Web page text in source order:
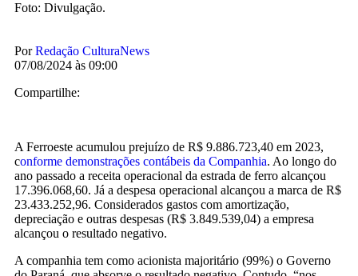
Foto: Divulgação.
PorRedação CulturaNews
07/08/2024 às 09:00
Compartilhe:
A Ferroeste acumulou prejuízo de R$ 9.886.723,40 em 2023,
conforme demonstrações contábeis da Companhia. Ao longo do
ano passado a receita operacional da estrada de ferro alcançou
17.396.068,60. Já a despesa operacional alcançou a marca de R$
23.433.252,96. Considerados gastos com amortização,
depreciação e outras despesas (R$ 3.849.539,04) a empresa
alcançou o resultado negativo.
A companhia tem como acionista majoritário (99%) o Governo